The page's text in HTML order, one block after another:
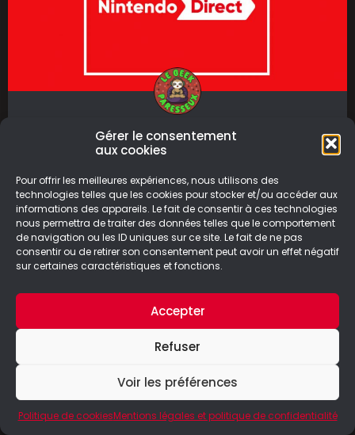
Gérer le consentement
aux cookies
Pour offrir les meilleures expériences, nous utilisons des
technologies telles que les cookies pour stocker et/ou accéder aux
informations des appareils. Le fait de consentir à ces technologies
nous permettra de traiter des données telles que le comportement
de navigation ou les ID uniques sur ce site. Le fait de ne pas
consentir ou de retirer son consentement peut avoir un effet négatif
sur certaines caractéristiques et fonctions.
Accepter
Refuser
Voir les préférences
Politique de cookiesMentions légales et politique de confidentialité
Nintendo Direct
regarder le Nintendo Direct, alors Will a
chargé son Bisounours de vous
LIRE LA SUITE
Mentions légales & Politique de
confidentialité